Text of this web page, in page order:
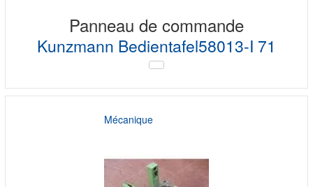
Panneau de commande
Kunzmann Bedientafel58013-I 71
Mécanique